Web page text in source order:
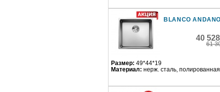
BLANCO
40
61
Размер: 49*44*19
Материал: нерж. сталь, полированная